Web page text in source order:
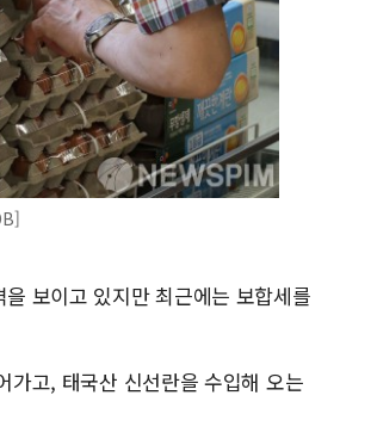
보이고 있지만 최근에는 보합세를
가고, 태국산 신선란을 수입해 오는